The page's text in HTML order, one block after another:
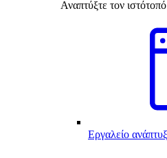
Αναπτύξτε τον
Εργαλείο